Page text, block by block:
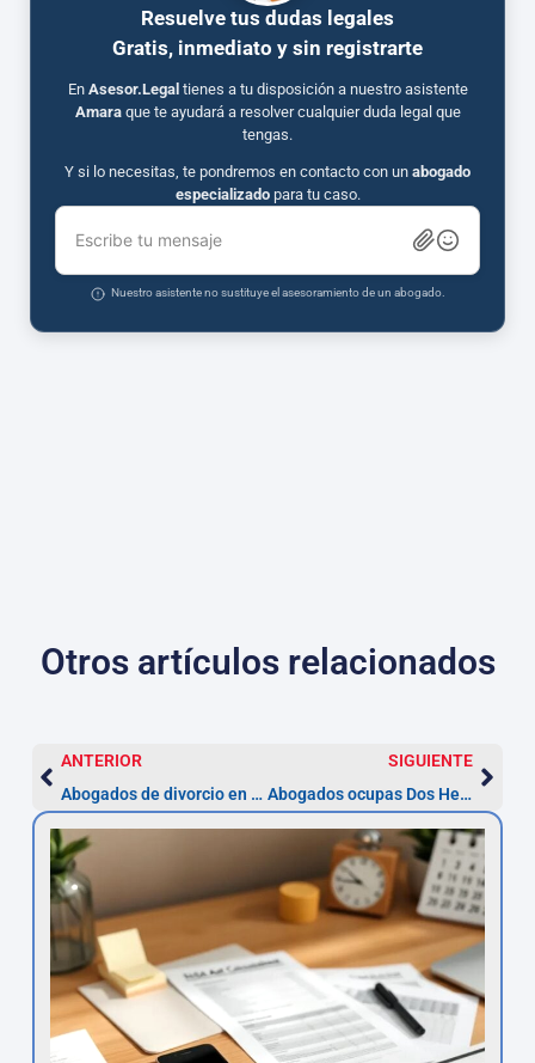
Resuelve tus dudas legales
Gratis, inmediato y sin registrarte
En Asesor.Legal tienes a tu disposición a nuestro asistente
Amaraque te ayudará a resolver cualquier duda legal que
tengas.
Y si lo necesitas, te pondremos en contacto con un abogado
especializadopara tu caso.
Escribe tu mensaje
Nuestro asistente no sustituye el asesoramiento de un abogado.
Otros artículos relacionados
ANTERIOR
Abogados de divorcio en Dos Hermanas: pasos y plazos
SIGUIENTE
Abogados ocupas Dos Hermanas — guía y pasos para recuperar